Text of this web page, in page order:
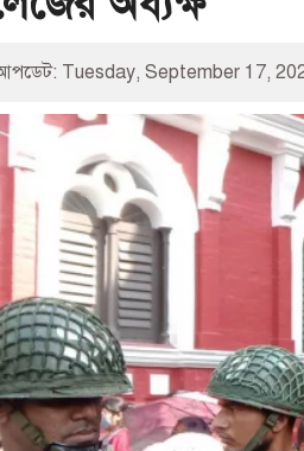
Tuesday, September 17,